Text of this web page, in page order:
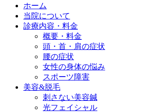
ュ
ー
ホーム
当院について
診療内容・料金
概要・料金
頭・首・肩の症状
腰の症状
女性の身体の悩み
スポーツ障害
美容&脱毛
刺さない美容鍼
光フェイシャル